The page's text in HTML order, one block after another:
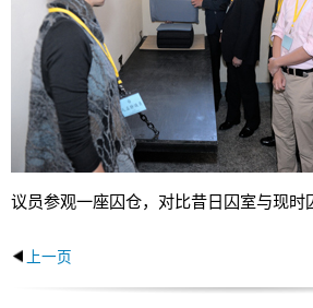
议员参观一座囚仓，对比昔日囚室与现时
上一页